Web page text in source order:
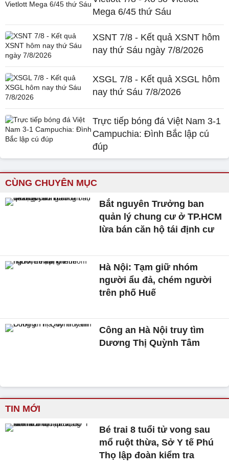
Mega 6/45 thứ Sáu
XSNT 7/8 - Kết quả XSNT hôm
nay thứ Sáu ngày 7/8/2026
XSGL 7/8 - Kết quả XSGL hôm
nay thứ Sáu 7/8/2026
Trực tiếp bóng đá Việt Nam 3-1
Campuchia: Đình Bắc lập cú
đúp
CÙNG CHUYÊN MỤC
Bắt nguyên Trưởng ban
quản lý chung cư ở TP.HCM
lừa bán căn hộ tái định cư
Hà Nội: Tạm giữ nhóm
người ẩu đả, chém người
trên phố Huế
Công an Hà Nội truy tìm
Dương Thị Quỳnh Tâm
TIN MỚI
Bé trai 8 tuổi tử vong sau
mổ ruột thừa, Sở Y tế Phú
Thọ lập đoàn kiểm tra